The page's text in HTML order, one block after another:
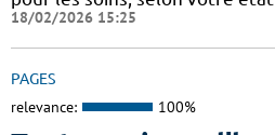
18/02/2026 15:25
PAGES
relevance: 100%